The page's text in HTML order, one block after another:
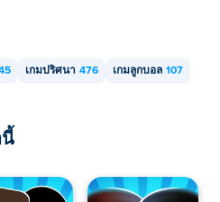
เกมปริศนา 476 เกมลูกบอล 107